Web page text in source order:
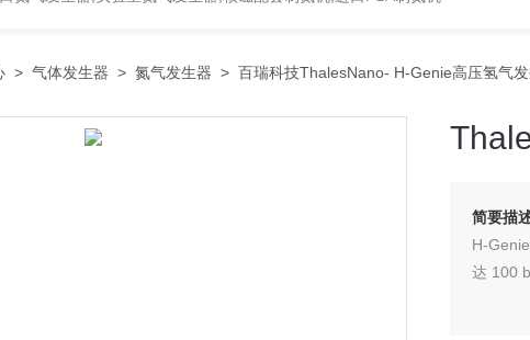
> 气体发生器 > 氮气发生器 > 百瑞科技ThalesNano- H-Genie高压氢气
简要描
H-
达 100